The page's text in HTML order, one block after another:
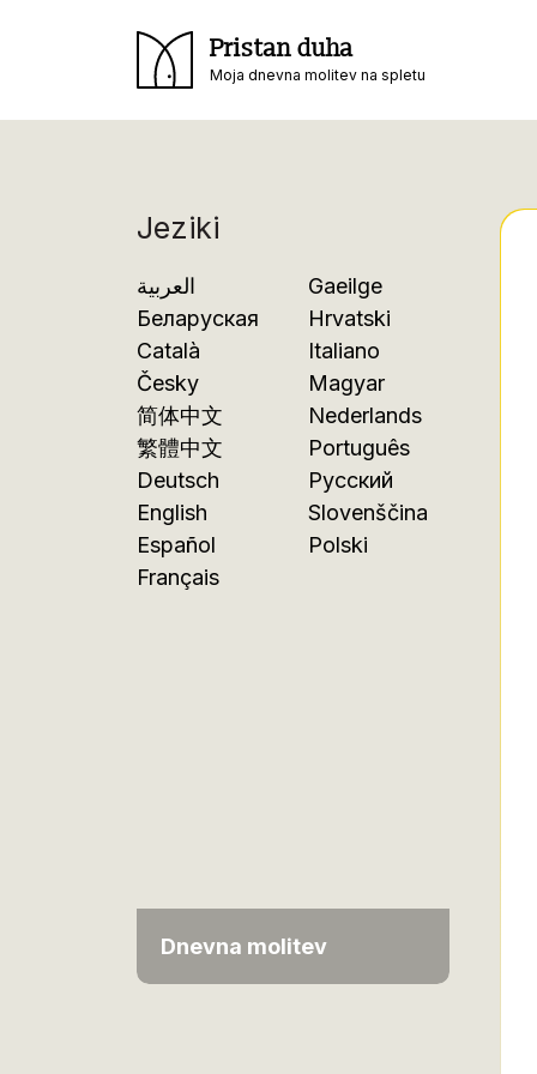
Pristan duha
Moja dnevna molitev na spletu
Jeziki
العربية
Беларуская
Català
Česky
简体中文
繁體中文
Deutsch
English
Español
Français
Gaeilge
Hrvatski
Italiano
Magyar
Nederlands
Português
Русский
Slovenščina
Polski
Dnevna molitev